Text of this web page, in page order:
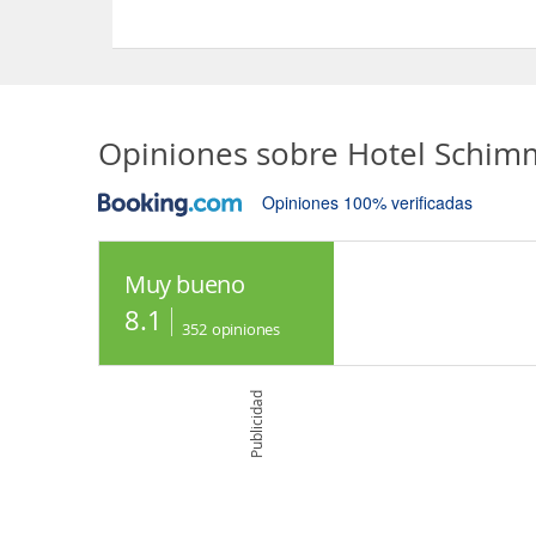
Opiniones sobre Hotel
Opiniones 100% verificadas
Muy bueno
8.1 352 opiniones
Publicidad